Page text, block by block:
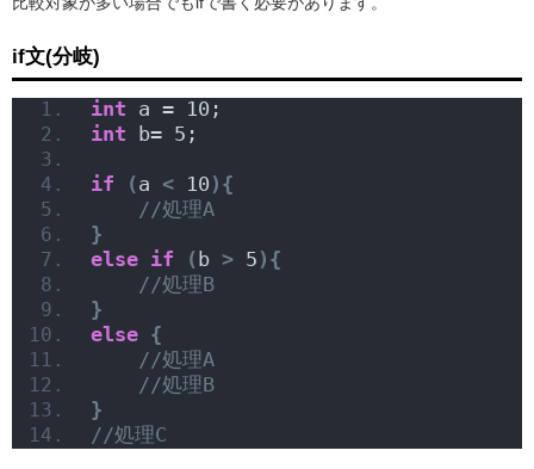
if文(分岐)
int a = 10;
int b= 5;
if (a < 10 ){
//処理A
}
else if (b > 5 ){
//処理B
}
else {
//処理A
//処理B
}
//処理C